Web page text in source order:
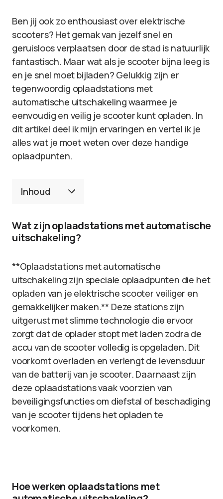
Ben jij ook zo enthousiast over elektrische
scooters? Het gemak van jezelf snel en
geruisloos verplaatsen door de stad is natuurlijk
fantastisch. Maar wat als je scooter bijna leeg is
en je snel moet bijladen? Gelukkig zijn er
tegenwoordig oplaadstations met
automatische uitschakeling waarmee je
eenvoudig en veilig je scooter kunt opladen. In
dit artikel deel ik mijn ervaringen en vertel ik je
alles wat je moet weten over deze handige
oplaadpunten.
Inhoud
Wat zijn oplaadstations met automatische
uitschakeling?
**Oplaadstations met automatische
uitschakeling zijn speciale oplaadpunten die het
opladen van je elektrische scooter veiliger en
gemakkelijker maken.** Deze stations zijn
uitgerust met slimme technologie die ervoor
zorgt dat de oplader stopt met laden zodra de
accu van de scooter volledig is opgeladen. Dit
voorkomt overladen en verlengt de levensduur
van de batterij van je scooter. Daarnaast zijn
deze oplaadstations vaak voorzien van
beveiligingsfuncties om diefstal of beschadiging
van je scooter tijdens het opladen te
voorkomen.
Hoe werken oplaadstations met